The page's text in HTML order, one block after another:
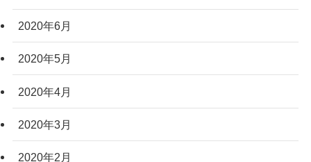
2020年6月
2020年5月
2020年4月
2020年3月
2020年2月